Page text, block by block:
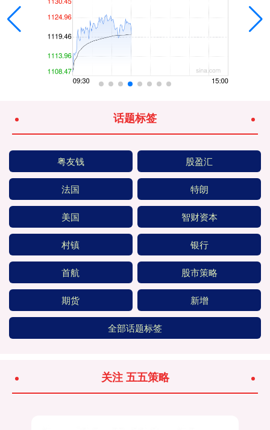
话题标签
粤友钱 股盈汇
法国 特朗
美国 智财资本
村镇 银行
首航 股市策略
期货 新增
全部话题标签
关注 五五策略